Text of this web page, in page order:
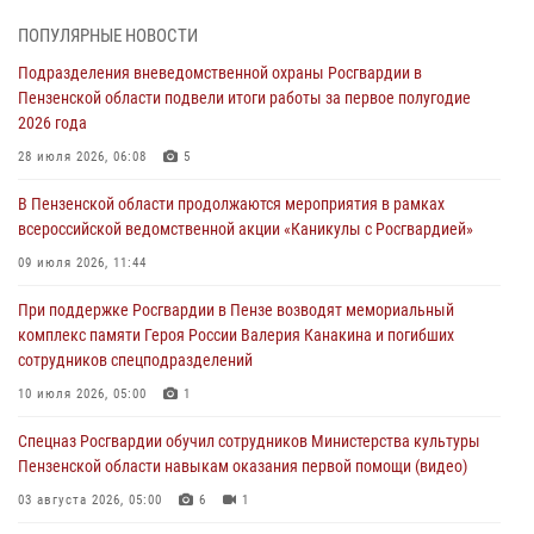
Сотрудники пензенского ОМОН «Страж» познакомили участников
05 августа 2026, 06:15
В Пензе сотрудники Росгвардии оказали помощь
дезориентированному пенсионеру
В Пензе при силовой поддержке Росгвардии пресечена
деятельность ОПГ, маскировавшейся под реабилитационный центр
04 августа 2026, 07:05 4
В Управлении Росгвардии по Пензенской области подвели итоги
работы за первое полугодие 2026 года
ПОПУЛЯРНЫЕ НОВОСТИ
Подразделения вневедомственной охраны Росгвардии в
Пензенской области подвели итоги работы за первое полугодие
2026 года
28 июля 2026, 06:08 5
В Пензенской области продолжаются мероприятия в рамках
всероссийской ведомственной акции «Каникулы с Росгвардией»
09 июля 2026, 11:44
При поддержке Росгвардии в Пензе возводят мемориальный
комплекс памяти Героя России Валерия Канакина и погибших
сотрудников спецподразделений
10 июля 2026, 05:00 1
Спецназ Росгвардии обучил сотрудников Министерства культуры
Пензенской области навыкам оказания первой помощи (видео)
03 августа 2026, 05:00 6 1